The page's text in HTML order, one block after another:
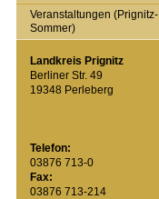
Veranstaltungen (Prignitz-
Sommer)
Landkreis Prignitz
Berliner Str. 49
19348 Perleberg
Telefon:
03876 713-0
Fax:
03876 713-214